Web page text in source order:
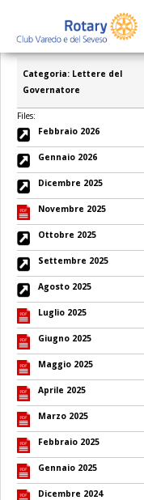
Categoria: Lettere del
Governatore
Files:
Febbraio 2026
Gennaio 2026
Dicembre 2025
Novembre 2025
Ottobre 2025
Settembre 2025
Agosto 2025
Luglio 2025
Giugno 2025
Maggio 2025
Aprile 2025
Marzo 2025
Febbraio 2025
Gennaio 2025
Dicembre 2024